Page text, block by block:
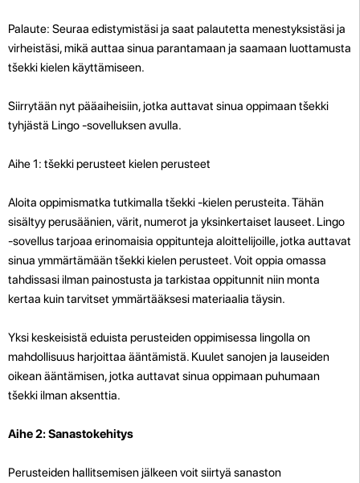
Palaute: Seuraa edistymistäsi ja saat palautetta menestyksistäsi ja
virheistäsi, mikä auttaa sinua parantamaan ja saamaan luottamusta
tšekki kielen käyttämiseen.
Siirrytään nyt pääaiheisiin, jotka auttavat sinua oppimaan tšekki
tyhjästä Lingo -sovelluksen avulla.
Aihe 1: tšekki perusteet kielen perusteet
Aloita oppimismatka tutkimalla tšekki -kielen perusteita. Tähän
sisältyy perusäänien, värit, numerot ja yksinkertaiset lauseet. Lingo
-sovellus tarjoaa erinomaisia ​​oppitunteja aloittelijoille, jotka auttavat
sinua ymmärtämään tšekki kielen perusteet. Voit oppia omassa
tahdissasi ilman painostusta ja tarkistaa oppitunnit niin monta
kertaa kuin tarvitset ymmärtääksesi materiaalia täysin.
Yksi keskeisistä eduista perusteiden oppimisessa lingolla on
mahdollisuus harjoittaa ääntämistä. Kuulet sanojen ja lauseiden
oikean ääntämisen, jotka auttavat sinua oppimaan puhumaan
tšekki ilman aksenttia.
Aihe 2: Sanastokehitys
Perusteiden hallitsemisen jälkeen voit siirtyä sanaston